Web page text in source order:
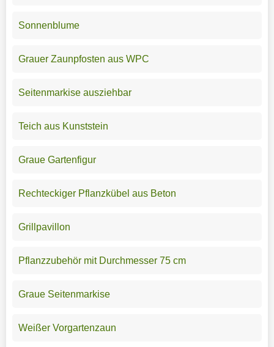
Sonnenblume
Grauer Zaunpfosten aus WPC
Seitenmarkise ausziehbar
Teich aus Kunststein
Graue Gartenfigur
Rechteckiger Pflanzkübel aus Beton
Grillpavillon
Pflanzzubehör mit Durchmesser 75 cm
Graue Seitenmarkise
Weißer Vorgartenzaun